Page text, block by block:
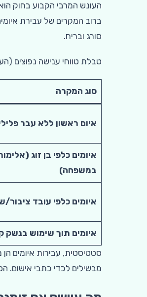
העונש המרבי הקבוע בחוק
ברוב המקרים של עבירת
סורג ובריח.
טבלת טווחי ענישה נפוצים
סוג המקרה
איום ראשון ללא עבר
איומים כלפי בן זוג
במשפחה)
איומים כלפי עובד ציבור/
איומים תוך שימוש בנשק
סטטיסטית, עבירות איומים
מבשילים לכדי כתבי אישום.